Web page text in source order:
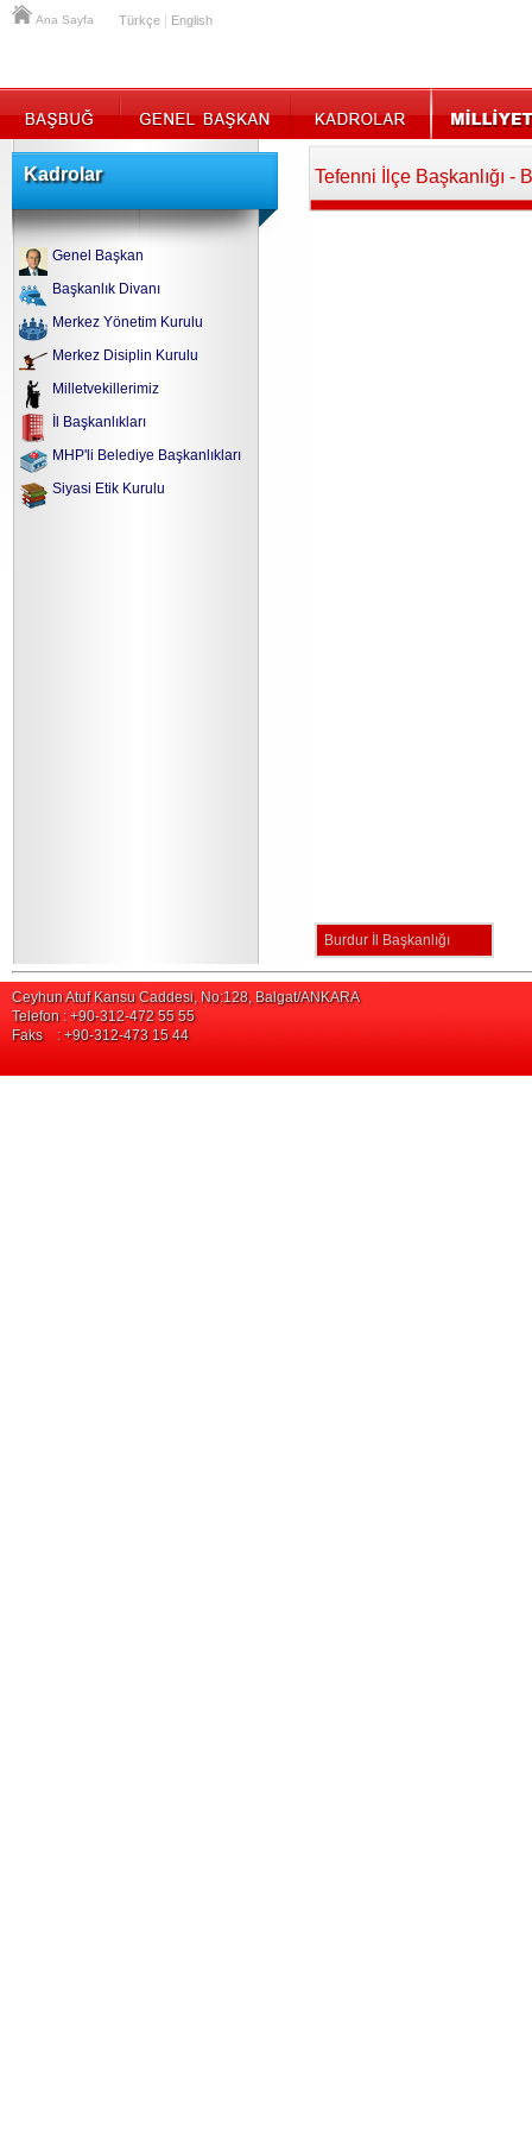
Ana Sayfa Türkçe English
Kadrolar
Genel Başkan
Başkanlık Divanı
Merkez Yönetim Kurulu
Merkez Disiplin Kurulu
Milletvekillerimiz
İl Başkanlıkları
MHP'li Belediye Başkanlıkları
Siyasi Etik Kurulu
Tefenni İlçe Başkanlığı -
Burdur İl Başkanlığı
Ceyhun Atuf Kansu Caddesi, No:128, Balgat/ANKARA
Telefon : +90-312-472 55 55
Faks : +90-312-473 15 44